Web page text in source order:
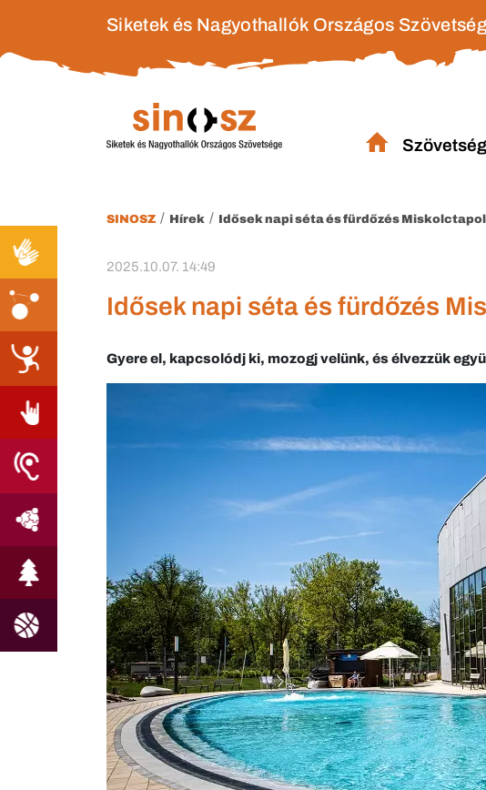
Siketek és Nagyothallók Országos
SINOSZ / Hírek / Idősek napi séta és fürdőzés
2025.10.07. 14:49
Idősek napi séta és fürdőzés
Gyere el, kapcsolódj ki, mozogj velünk, és élvezzük